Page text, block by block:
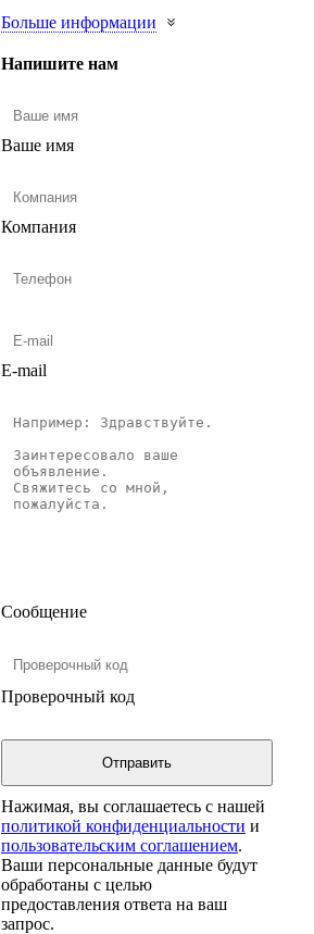
Больше информации
Напишите нам
Ваше имя
Компания
E-mail
Сообщение
Проверочный код
Нажимая, вы соглашаетесь с нашей
политикой конфиденциальности и
пользовательским соглашением.
Ваши персональные данные будут
обработаны с целью
предоставления ответа на ваш
запрос.